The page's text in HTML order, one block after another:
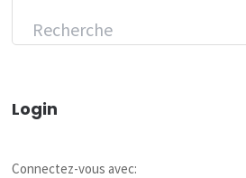
Login
Connectez-vous avec: